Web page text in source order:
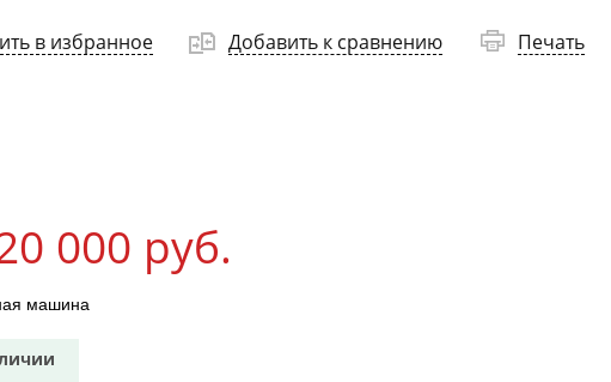
в избранное Добавить к сравнению Печать
000 руб.
машина